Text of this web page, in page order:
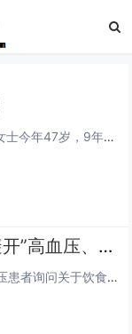
医案介绍赵女士，47岁，高血压病史9年余赵女士今年47岁，9年前便被诊断出 高血压，虽然一直在服用降压药，但血压控制并不理想，还常常感到 头晕，睡不着觉，心烦，容易焦虑不安。近2年开始出现 腰酸腰疼，偶尔耳鸣，手脚麻木，很怕热，这些不适越来...
每周吃鸡蛋超过这个数，帮你“避开”高血压、糖尿病
作为一名医生，我经常遇到糖尿病患者和高血压患者询问关于饮食的问题。鸡蛋，作为一种营养丰富的食物，常常成为讨论的焦点。今天，我想和大家分享一下，如何通过合理摄入鸡蛋来帮助“避开”高血压和糖尿病。首先，我们需要了解鸡蛋中的营养成分。鸡蛋富含优质...